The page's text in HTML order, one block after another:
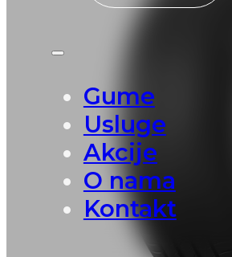
Gume
Usluge
Akcije
O nama
Kontakt